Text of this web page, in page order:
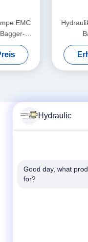
EMC
Schneller
Telefon:
Hydraulic
Good day, what
for?